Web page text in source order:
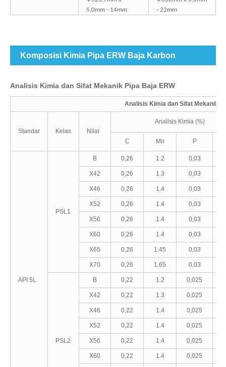
5,0mm - 14mm
- 22mm
Komposisi Kimia Pipa ERW Baja Karbon
Analisis Kimia dan Sifat Mekanik Pipa Baja ERW
Analisis Kimia dan Sifat Mekanik
Standar Kelas Nilai
Analisis Kimia (%)
C Mn P
API 5L
PSL1
B 0,26 1.2 0,03
X42 0,26 1.3 0,03
X46 0,26 1.4 0,03
X52 0,26 1.4 0,03
X56 0,26 1.4 0,03
X60 0,26 1.4 0,03
X65 0,26 1.45 0,03
X70 0,26 1,65 0,03
PSL2
B 0,22 1.2 0,025
X42 0,22 1.3 0,025
X46 0,22 1.4 0,025
X52 0,22 1.4 0,025
X56 0,22 1.4 0,025
X60 0,22 1.4 0,025